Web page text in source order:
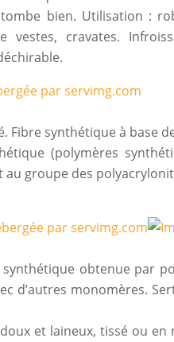
bien. Utilisation :
vestes, cravates.
Fibre synthétique à base
(polymères
au groupe des
synthétique obtenue par
d’autres monomères.
et laineux, tissé ou